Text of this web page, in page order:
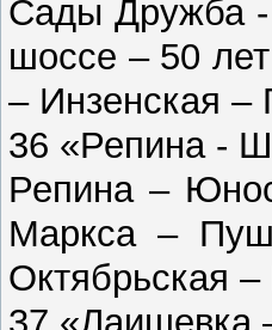
Сады Дружба -
шоссе – 50
– Инзенская –
36 «Репина -
Репина –
Маркса –
Октябрьская